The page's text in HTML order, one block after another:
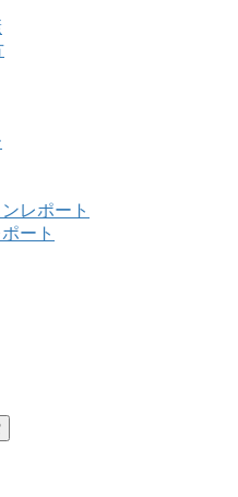
レポート
ート